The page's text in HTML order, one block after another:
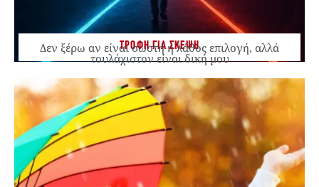
ΤΡΟΦΗ ΓΙΑ ΣΚΕΨΗ
Δεν ξέρω αν είναι σωστή ή λάθος επιλογή, αλλά
τουλάχιστον είναι δική μου